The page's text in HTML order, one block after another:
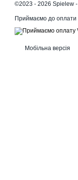
©2023 - 2026 Spielew -
Приймаємо до оплати
Мобільна версія